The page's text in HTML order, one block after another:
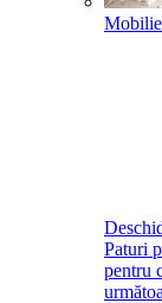
Paturi
pentru